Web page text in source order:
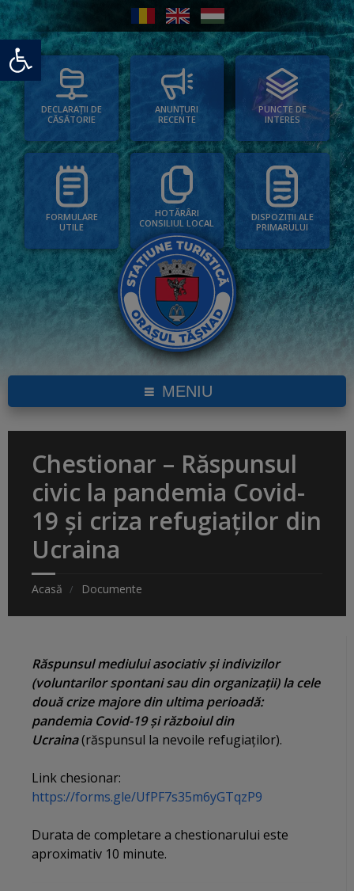
Deschide bara de unelte
DECLARAȚII DE
CĂSĂTORIE
ANUNȚURI
RECENTE
PUNCTE DE
INTERES
FORMULARE
UTILE
HOTĂRÂRI
CONSILIUL LOCAL
DISPOZIȚII ALE
PRIMARULUI
MENIU
Chestionar – Răspunsul
civic la pandemia Covid-
19 și criza refugiaților din
Ucraina
Acasă Documente
Răspunsul mediului asociativ și indivizilor
(voluntarilor spontani sau din organizații) la cele
două crize majore din ultima perioadă:
pandemia Covid-19 și războiul din
Ucraina(răspunsul la nevoile refugiaților).
Link chesionar:
https://forms.gle/UfPF7s35m6yGTqzP9
Durata de completare a chestionarului este
aproximativ 10 minute.